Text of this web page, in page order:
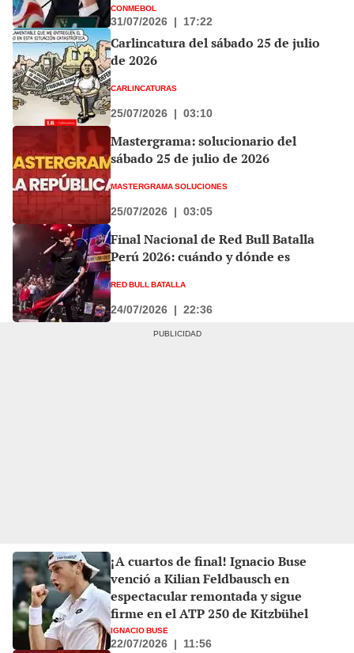
CONMEBOL
31/07/2026 | 17:22
Carlincatura del sábado 25 de julio
de 2026
CARLINCATURAS
25/07/2026 | 03:10
Mastergrama: solucionario del
sábado 25 de julio de 2026
MASTERGRAMA SOLUCIONES
25/07/2026 | 03:05
Final Nacional de Red Bull Batalla
Perú 2026: cuándo y dónde es
RED BULL BATALLA
24/07/2026 | 22:36
¡A cuartos de final! Ignacio Buse
venció a Kilian Feldbausch en
espectacular remontada y sigue
firme en el ATP 250 de Kitzbühel
IGNACIO BUSE
22/07/2026 | 11:56